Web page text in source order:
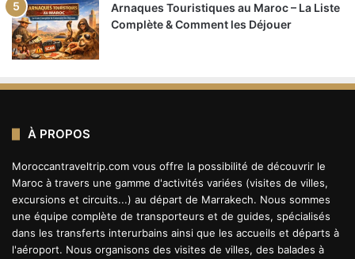
Arnaques Touristiques au Maroc – La Liste
Complète & Comment les Déjouer
À PROPOS
Moroccantraveltrip.com vous offre la possibilité de découvrir le
Maroc à travers une gamme d'activités variées (visites de villes,
excursions et circuits...) au départ de Marrakech. Nous sommes
une équipe complète de transporteurs et de guides, spécialisés
dans les transferts interurbains ainsi que les accueils et départs à
l'aéroport. Nous organisons des visites de villes, des balades à